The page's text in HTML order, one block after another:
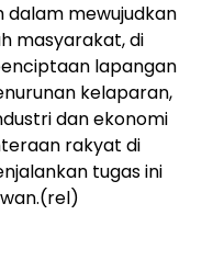
dalam mewujudkan
masyarakat, di
lapangan
kelaparan,
dan ekonomi
rakyat di
tugas ini